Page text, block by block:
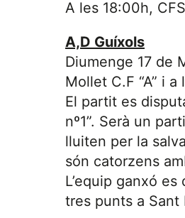
A les 18:00h,
A,D Guíxols
Diumenge 17 de
Mollet C.F “A” i a
El partit es
nº1”. Serà un
lluiten per la
són catorzens
L’equip ganxó
tres punts a Sant